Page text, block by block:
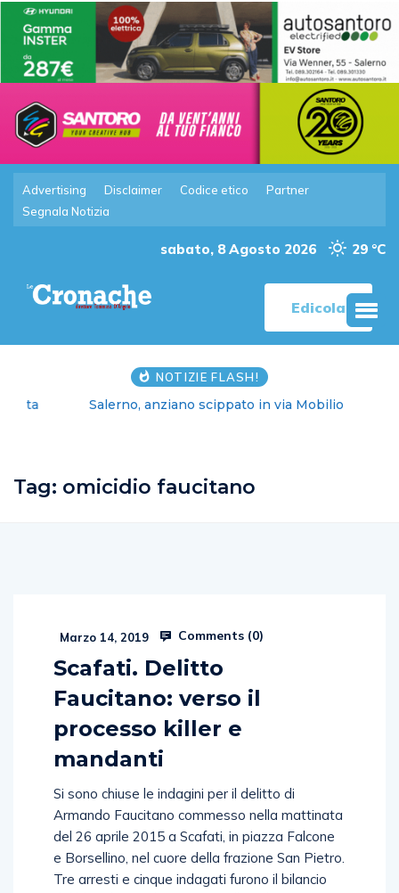
Advertising Disclaimer Codice etico
Partner
Segnala Notizia
sabato, 8 Agosto 2026 29 °C
Edicola
NOTIZIE FLASH!
Salerno, anziano scippato in via Mobilio
Scafati. Delitto
Faucitano: verso il
processo killer e
mandanti
Armando Faucitano commesso nella mattinata
del 26 aprile 2015 a Scafati, in piazza Falcone
e Borsellino, nel cuore della frazione San Pietro.
Tre arresti e cinque indagati furono il bilancio
del blitz dei carabinieri: Marcello Adini, Carmine